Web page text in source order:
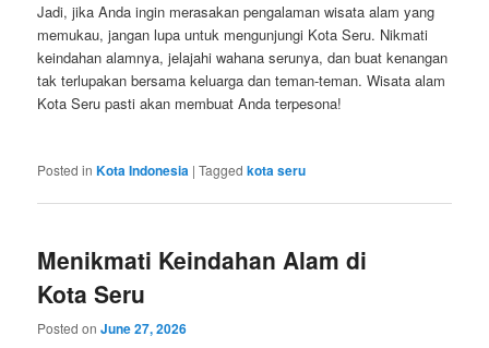
Jadi, jika Anda ingin merasakan pengalaman wisata alam yang
memukau, jangan lupa untuk mengunjungi Kota Seru. Nikmati
keindahan alamnya, jelajahi wahana serunya, dan buat kenangan
tak terlupakan bersama keluarga dan teman-teman. Wisata alam
Kota Seru pasti akan membuat Anda terpesona!
Posted in Kota Indonesia |Tagged kota seru
Menikmati Keindahan Alam di
Kota Seru
Posted onJune 27, 2026